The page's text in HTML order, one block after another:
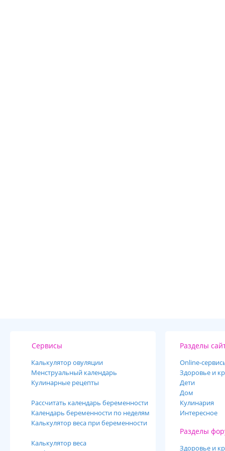
Сервисы
Калькулятор овуляции
Менструальный календарь
Кулинарные рецепты
Рассчитать календарь беременности
Календарь беременности по неделям
Калькулятор веса при беременности
Калькулятор веса
Разделы
Online-
Здоровье и
Дети
Дом
Кулинария
Интересное
Разделы
Здоровье и